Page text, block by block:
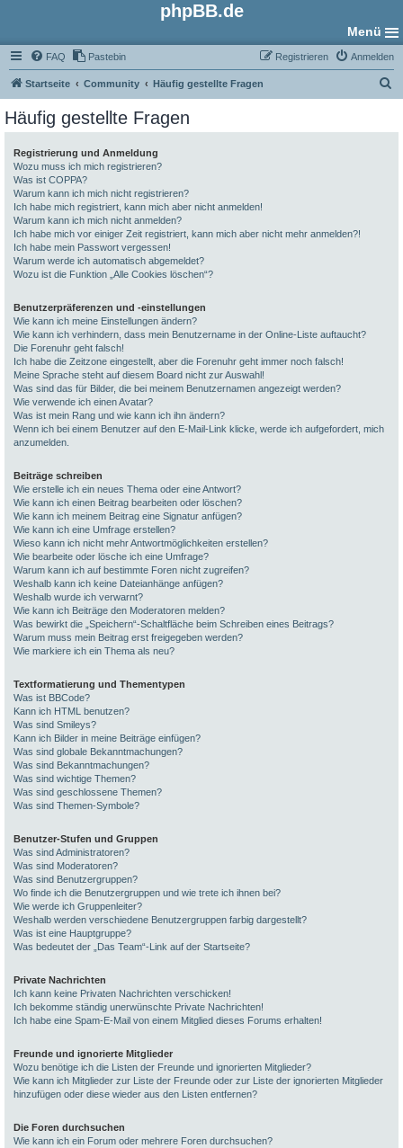
phpBB.de
Menü
FAQ Pastebin Anmelden
Registrieren
Startseite Community Häufig gestellte Fragen
Häufig gestellte Fragen
Registrierung und Anmeldung
Wozu muss ich mich registrieren?
Was ist COPPA?
Warum kann ich mich nicht registrieren?
Ich habe mich registriert, kann mich aber nicht anmelden!
Warum kann ich mich nicht anmelden?
Ich habe mich vor einiger Zeit registriert, kann mich aber nicht mehr anmelden?!
Ich habe mein Passwort vergessen!
Warum werde ich automatisch abgemeldet?
Wozu ist die Funktion „Alle Cookies löschen“?
Benutzerpräferenzen und -einstellungen
Wie kann ich meine Einstellungen ändern?
Wie kann ich verhindern, dass mein Benutzername in der Online-Liste auftaucht?
Die Forenuhr geht falsch!
Ich habe die Zeitzone eingestellt, aber die Forenuhr geht immer noch falsch!
Meine Sprache steht auf diesem Board nicht zur Auswahl!
Was sind das für Bilder, die bei meinem Benutzernamen angezeigt werden?
Wie verwende ich einen Avatar?
Was ist mein Rang und wie kann ich ihn ändern?
Wenn ich bei einem Benutzer auf den E-Mail-Link klicke, werde ich aufgefordert, mich
anzumelden.
Beiträge schreiben
Wie erstelle ich ein neues Thema oder eine Antwort?
Wie kann ich einen Beitrag bearbeiten oder löschen?
Wie kann ich meinem Beitrag eine Signatur anfügen?
Wie kann ich eine Umfrage erstellen?
Wieso kann ich nicht mehr Antwortmöglichkeiten erstellen?
Wie bearbeite oder lösche ich eine Umfrage?
Warum kann ich auf bestimmte Foren nicht zugreifen?
Weshalb kann ich keine Dateianhänge anfügen?
Weshalb wurde ich verwarnt?
Wie kann ich Beiträge den Moderatoren melden?
Was bewirkt die „Speichern“-Schaltfläche beim Schreiben eines Beitrags?
Warum muss mein Beitrag erst freigegeben werden?
Wie markiere ich ein Thema als neu?
Textformatierung und Thementypen
Was ist BBCode?
Kann ich HTML benutzen?
Was sind Smileys?
Kann ich Bilder in meine Beiträge einfügen?
Was sind globale Bekanntmachungen?
Was sind Bekanntmachungen?
Was sind wichtige Themen?
Was sind geschlossene Themen?
Was sind Themen-Symbole?
Benutzer-Stufen und Gruppen
Was sind Administratoren?
Was sind Moderatoren?
Was sind Benutzergruppen?
Wo finde ich die Benutzergruppen und wie trete ich ihnen bei?
Wie werde ich Gruppenleiter?
Weshalb werden verschiedene Benutzergruppen farbig dargestellt?
Was ist eine Hauptgruppe?
Was bedeutet der „Das Team“-Link auf der Startseite?
Private Nachrichten
Ich kann keine Privaten Nachrichten verschicken!
Ich bekomme ständig unerwünschte Private Nachrichten!
Ich habe eine Spam-E-Mail von einem Mitglied dieses Forums erhalten!
Freunde und ignorierte Mitglieder
Wozu benötige ich die Listen der Freunde und ignorierten Mitglieder?
Wie kann ich Mitglieder zur Liste der Freunde oder zur Liste der ignorierten Mitglieder
hinzufügen oder diese wieder aus den Listen entfernen?
Die Foren durchsuchen
Wie kann ich ein Forum oder mehrere Foren durchsuchen?